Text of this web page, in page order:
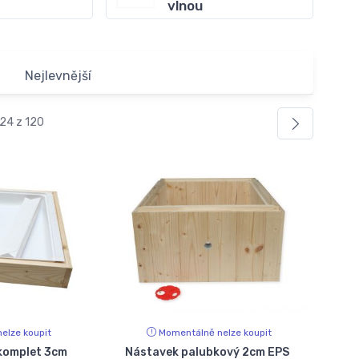
vlnou
Nejlevnější
z 120
koupit
3cm
Momentálně nelze koupit
Nástavek palubkový 2cm EPS